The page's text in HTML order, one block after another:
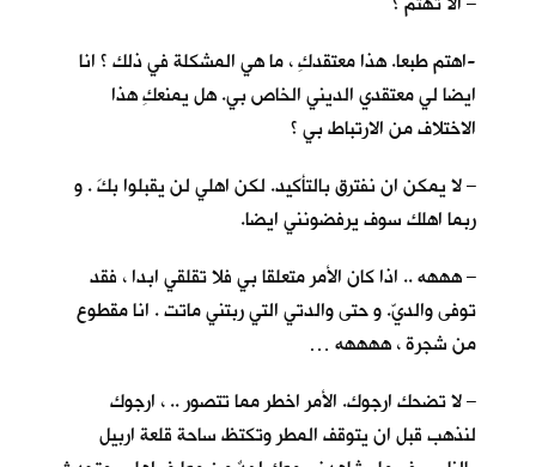
-اهتم طبعا. هذا معتقدكِ ، ما هي المشكلة في ذلك ؟ انا
ايضا لي معتقدي الديني الخاص بي. هل يمنعكِ هذا
الاختلاف من الارتباط بي ؟
– لا يمكن ان نفترق بالتأكيد. لكن اهلي لن يقبلوا بكَ . و
ربما اهلك سوف يرفضونني ايضا.
– هههه .. اذا كان الأمر متعلقا بي فلا تقلقي ابدا ، فقد
توفى والديّ. و حتى والدتي التي ربتني ماتت . انا مقطوع
من شجرة ، ههههه …
– لا تضحك ارجوك. الأمر اخطر مما تتصور .. ، ارجوك
لنذهب قبل ان يتوقف المطر وتكتظ ساحة قلعة اربيل